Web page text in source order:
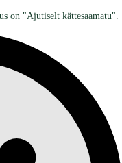
on "Ajutiselt kättesaamatu".